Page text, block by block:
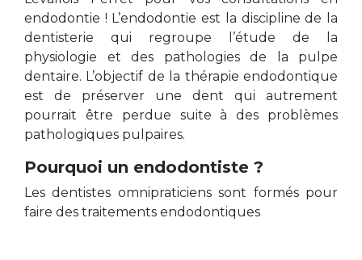
endodontie ! L’endodontie est la discipline de la
dentisterie qui regroupe l’étude de la
physiologie et des pathologies de la pulpe
dentaire. L’objectif de la thérapie endodontique
est de préserver une dent qui autrement
pourrait être perdue suite à des problèmes
pathologiques pulpaires.
Pourquoi un endodontiste ?
Les dentistes omnipraticiens sont formés pour
faire des traitements endodontiques